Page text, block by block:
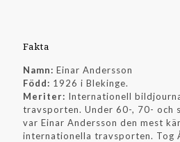
Fakta
Namn: Einar Andersson
Född: 1926 i Blekinge.
Meriter: Internationell
travsporten. Under 60-, 70- och
var Einar Andersson den mest
internationella travsporten. Tog